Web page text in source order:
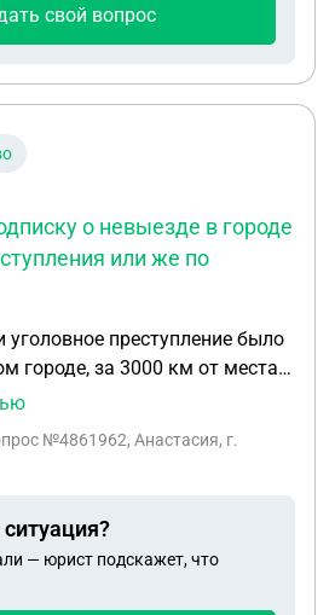
свой вопрос
о невыезде в городе
или же по
городе, за 3000 км от места
проживания. Могут ли
по прописке?
№4861962, Анастасия, г.
— юрист подскажет, что